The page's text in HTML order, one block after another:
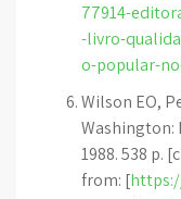
77914-
-livro-
o-popular-
Wilson EO,
Washington:
1988. 538 p.
from: [